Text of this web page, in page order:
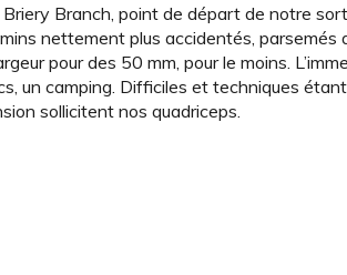
Branch, point de départ de notre
nettement plus accidentés, parsemés
pour des 50 mm, pour le moins.
un camping. Difficiles et techniques
sollicitent nos quadriceps.